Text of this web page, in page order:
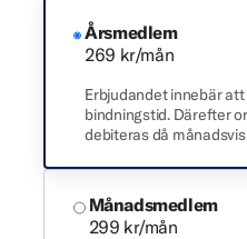
Årsmedlem
269 kr/mån
Erbjudandet innebär
bindningstid. Därefter
debiteras då
Månadsmedlem
299 kr/mån